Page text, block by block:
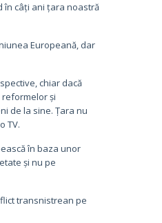
în câți ani țara noastră
Europeană, dar
chiar dacă
și
de la sine. Țara nu
TV.
în baza unor
și nu pe
transnistrean pe